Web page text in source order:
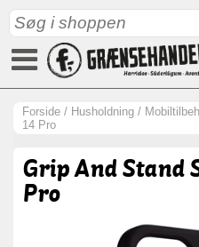
Forside / Husholdning /
14 Pro
Grip And Stand
Pro